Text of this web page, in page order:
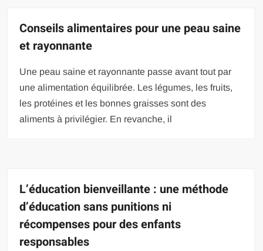
Conseils alimentaires pour une peau saine
et rayonnante
Une peau saine et rayonnante passe avant tout par
une alimentation équilibrée. Les légumes, les fruits,
les protéines et les bonnes graisses sont des
aliments à privilégier. En revanche, il
L’éducation bienveillante : une méthode
d’éducation sans punitions ni
récompenses pour des enfants
responsables